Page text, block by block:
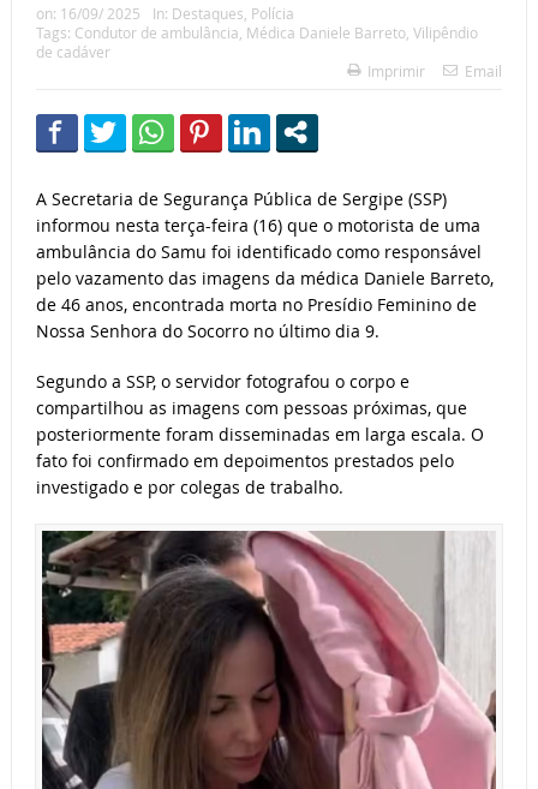
on: 16/09/ 2025 In: Destaques, Polícia
Tags: Condutor de ambulância, Médica Daniele Barreto, Vilipêndio
de cadáver
Imprimir
Email
A Secretaria de Segurança Pública de Sergipe (SSP)
informou nesta terça-feira (16) que o motorista de uma
ambulância do Samu foi identificado como responsável
pelo vazamento das imagens da médica Daniele Barreto,
de 46 anos, encontrada morta no Presídio Feminino de
Nossa Senhora do Socorro no último dia 9.
Segundo a SSP, o servidor fotografou o corpo e
compartilhou as imagens com pessoas próximas, que
posteriormente foram disseminadas em larga escala. O
fato foi confirmado em depoimentos prestados pelo
investigado e por colegas de trabalho.